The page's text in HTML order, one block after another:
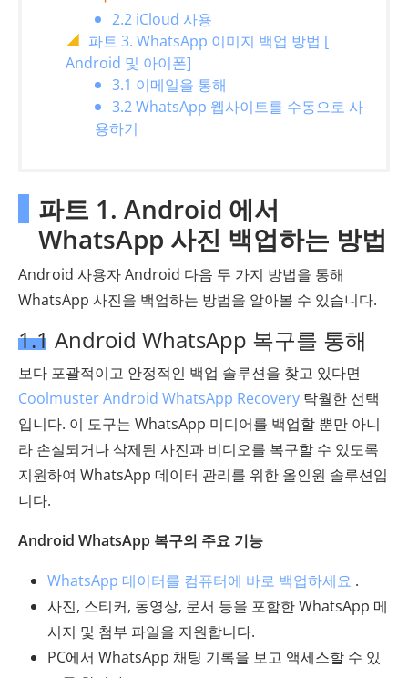
2.2 iCloud 사용
파트 3. WhatsApp 이미지 백업 방법 [
Android 및 아이폰]
3.1 이메일을 통해
3.2 WhatsApp 웹사이트를 수동으로 사
용하기
파트 1. Android 에서
WhatsApp 사진 백업하는 방법
Android 사용자 Android 다음 두 가지 방법을 통해
WhatsApp 사진을 백업하는 방법을 알아볼 수 있습니다.
1.1 Android WhatsApp 복구를 통해
보다 포괄적이고 안정적인 백업 솔루션을 찾고 있다면
Coolmuster Android WhatsApp Recovery 탁월한 선택
입니다. 이 도구는 WhatsApp 미디어를 백업할 뿐만 아니
라 손실되거나 삭제된 사진과 비디오를 복구할 수 있도록
지원하여 WhatsApp 데이터 관리를 위한 올인원 솔루션입
니다.
Android WhatsApp 복구의 주요 기능
WhatsApp 데이터를 컴퓨터에 바로 백업하세요 .
사진, 스티커, 동영상, 문서 등을 포함한 WhatsApp 메
시지 및 첨부 파일을 지원합니다.
PC에서 WhatsApp 채팅 기록을 보고 액세스할 수 있